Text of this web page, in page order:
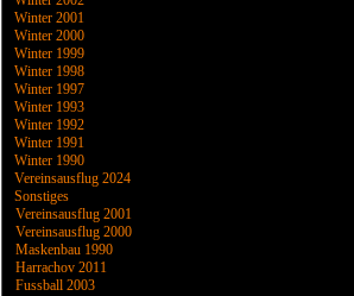
Winter 2001
Winter 2000
Winter 1999
Winter 1998
Winter 1997
Winter 1993
Winter 1992
Winter 1991
Winter 1990
Vereinsausflug 2024
Sonstiges
Vereinsausflug 2001
Vereinsausflug 2000
Maskenbau 1990
Harrachov 2011
Fussball 2003